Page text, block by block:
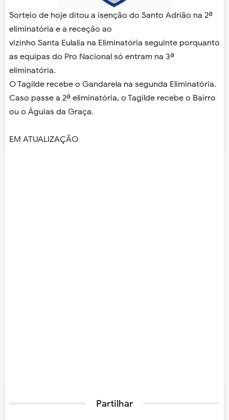
Sorteio de hoje ditou a isenção do Santo Adrião na 2ª
eliminatória e a receção ao
vizinho Santa Eulalia na Eliminatória seguinte porquanto
as equipas do Pro Nacional só entram na 3ª
eliminatória.
O Tagilde recebe o Gandarela na segunda Eliminatória.
Caso passe a 2ª eliminatória, o Tagilde recebe o Bairro
ou o Águias da Graça.
EM ATUALIZAÇÃO
Partilhar